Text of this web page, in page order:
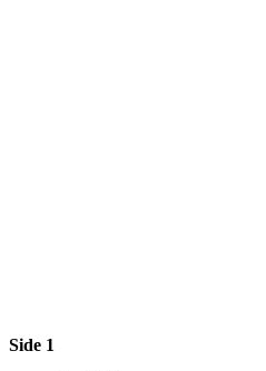
Side 1